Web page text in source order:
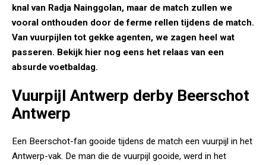
knal van Radja Nainggolan, maar de match zullen we
vooral onthouden door de ferme rellen tijdens de match.
Van vuurpijlen tot gekke agenten, we zagen heel wat
passeren. Bekijk hier nog eens het relaas van een
absurde voetbaldag.
Vuurpijl Antwerp derby Beerschot
Antwerp
Een Beerschot-fan gooide tijdens de match een vuurpijl in het
Antwerp-vak. De man die de vuurpijl gooide, werd in het